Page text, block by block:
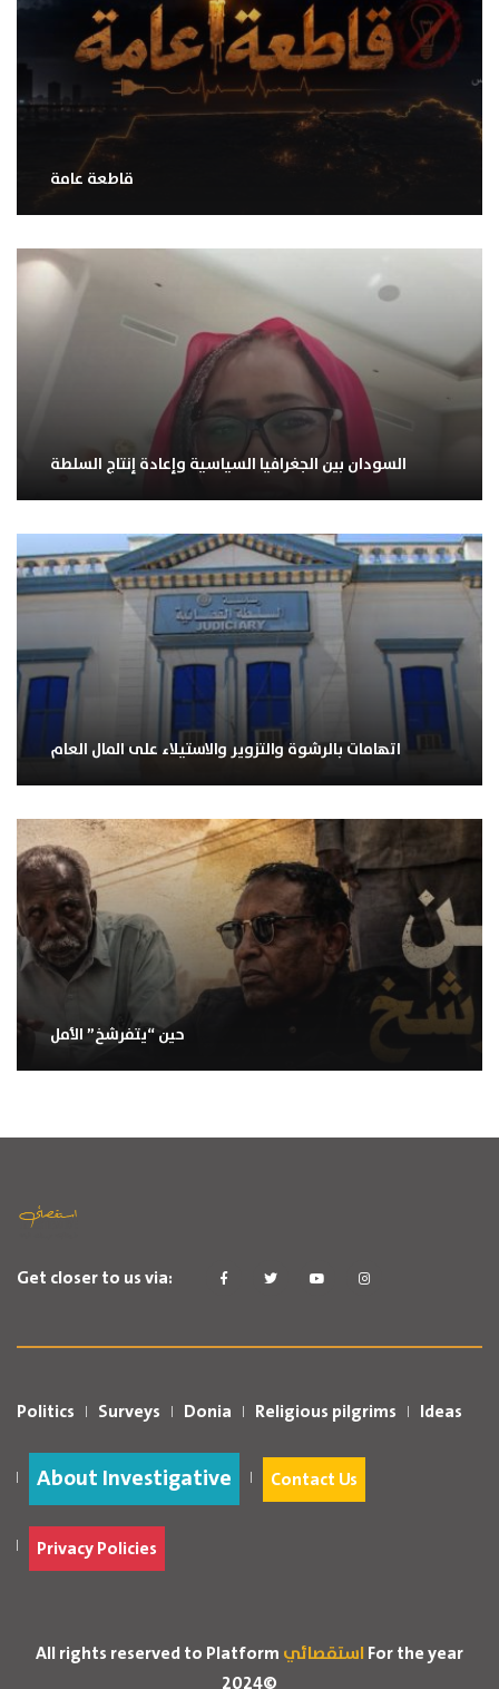
قاطعة عامة
السودان بين الجغرافيا السياسية وإعادة إنتاج السلطة
اتهامات بالرشوة والتزوير والاستيلاء على المال العام
حين “يتفرشخ” الأمل
Get closer to us via:
Politics Surveys Donia Religious pilgrims Ideas
About Investigative Contact Us
Privacy Policies
All rights reserved to PlatformاستقصائيFor the year